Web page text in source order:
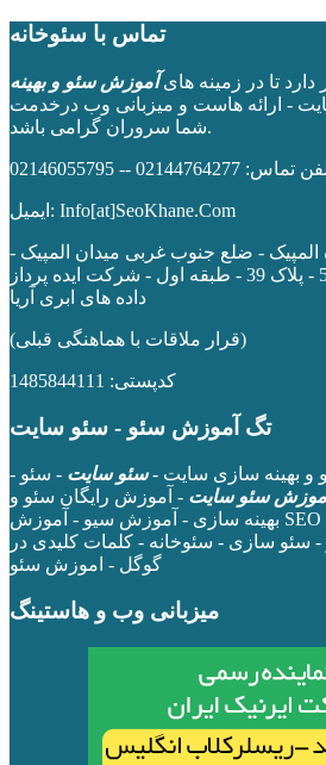
تماس با سئوخانه
دارد تا در زمینه هایآموزش سئو و بهینه
- ارائه هاست و میزبانی وب درخدمت
شما سروران گرامی باشد.
تماس: 02144764277 -- 02146055795
ایمیل: Info[at]SeoKhane.Com
المپیک - ضلع جنوب غربی میدان المپیک -
- شرکت ایده پرداز
داده های ابری آریا
(قرار ملاقات با هماهنگی قبلی)
کدپستی: 1485844111
تگ آموزش سئو - سئو سایت
و بهینه سازی سایت -سئو سایت - سئو -
سئو سایت - آموزش رایگان سئو و
بهینه سازی - آموزش سیو - آموزش SEO - سئو چیست - معرفی
سئو سازی - سئوخانه - کلمات کلیدی در
گوگل - اموزش سئو
میزبانی وب و هاستینگ